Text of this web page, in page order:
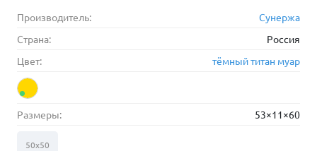
Производитель:
Сунержа
Страна:
Россия
Цвет:
тёмный титан муар
Размеры: 53×11×60
50х50